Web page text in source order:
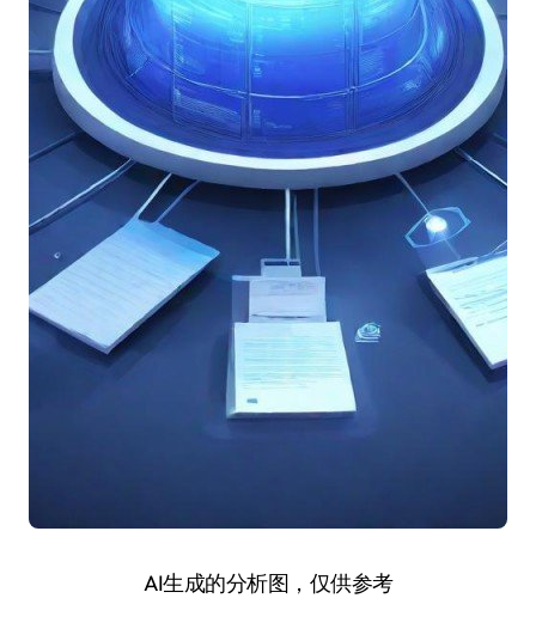
AI生成的分析图，仅供参考